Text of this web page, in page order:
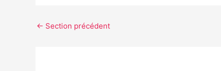
← Section précédent